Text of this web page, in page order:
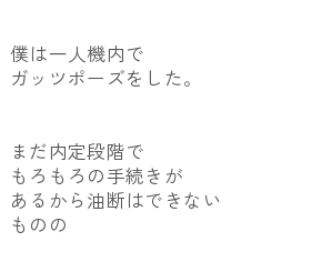
僕は一人機内で
ガッツポーズをした。
まだ内定段階で
もろもろの手続きが
あるから油断はできない
ものの